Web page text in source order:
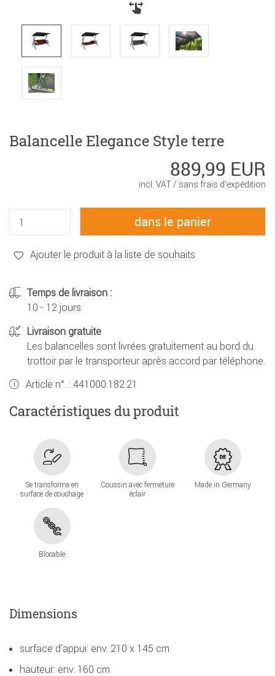
Balancelle Elegance Style terre
889,99 EUR
incl. VAT / sans frais d’expédition
Ajouter le produit à la liste de souhaits
Temps de livraison :
10 - 12 jours
Livraison gratuite
Les balancelles sont livrées gratuitement au bord du
trottoir par le transporteur après accord par téléphone.
Article n°. : 441000.182.21
Caractéristiques du produit
Se transforme en
surface de couchage
Coussin avec fermeture
éclair
Made in Germany
Blocable
Dimensions
surface d'appui: env. 210 x 145 cm
hauteur: env. 160 cm